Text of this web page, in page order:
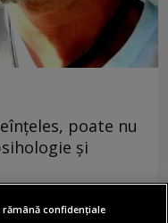
poate nu
și
rămână confidențiale